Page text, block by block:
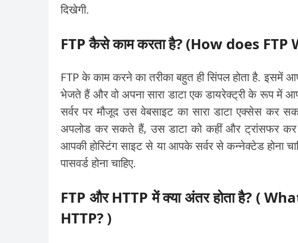
दिखेगी.
FTP कैसे काम करता है? (How does FTP
FTP के काम करने का तरीका बहुत ही सिंपल होता है.
भेजते हैं और वो अपना सारा डाटा एक डायरेक्ट्री के रूप में
सर्वर पर मौजूद उस वेबसाइट का सारा डाटा एक्सेस कर
अपलोड कर सकते हैं, उस डाटा को कहीं और ट्रांसफर
आपकी होस्टिंग साइट से या आपके सर्वर से कन्नेक्टेड होना
पासवर्ड होना चाहिए.
FTP और HTTP में क्या अंतर होता है? (
HTTP? )